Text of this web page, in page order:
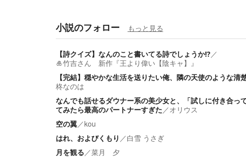
小説のフォロー もっと見る
【詩クイズ】なんのこと書いてる詩でしょうか⁉️／
🎍竹吉さん 新作『王より偉い【陰キャ】』
【完結】穏やかな生活を送りたい俺、隣の天使のような清
柊なのは
なんでも話せるダウナー系の美少女と、「試しに付き合っ
てみたら最高のパートナーすぎた／オリウス
空の翼／kou
はれ、およびくもり ／白雪 うさぎ
月を観る／菜月 夕